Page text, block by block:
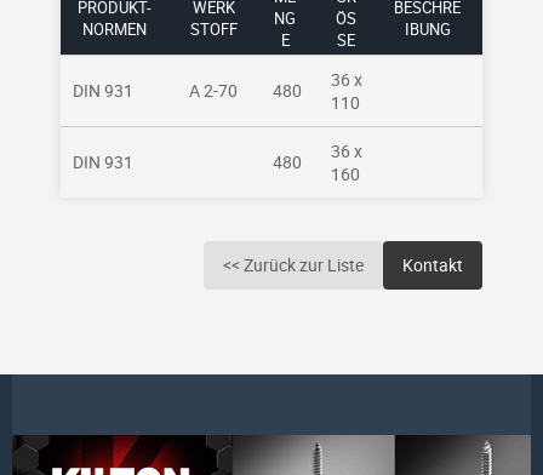
PRODUKT-
NORMEN
WERK
STOFF
NG
E
ÖSS
E
BESCHRE
IBUNG
DIN 931 A 2-70 480
36 x
110
DIN 931 480
36 x
160
<< Zurück zur Liste Kontakt